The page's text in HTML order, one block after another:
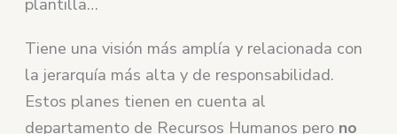
Tiene una visión más amplía y relacionada con
la jerarquía más alta y de responsabilidad.
Estos planes tienen en cuenta al
departamento de Recursos Humanos pero no